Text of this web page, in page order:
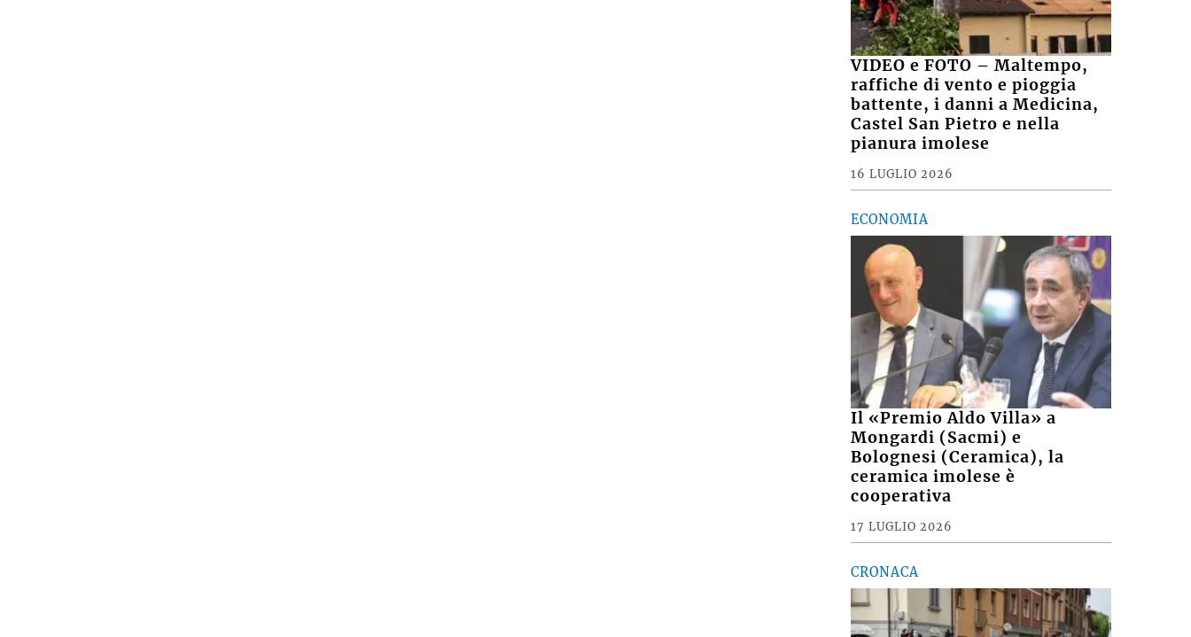
VIDEO e FOTO – Maltempo,
raffiche di vento e pioggia
battente, i danni a Medicina,
Castel San Pietro e nella
pianura imolese
16 LUGLIO 2026
ECONOMIA
Il «Premio Aldo Villa» a
Mongardi (Sacmi) e
Bolognesi (Ceramica), la
ceramica imolese è
cooperativa
17 LUGLIO 2026
CRONACA